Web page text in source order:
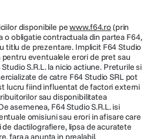
disponibile pewww.f64.ro(prin
o obligatie contractuala din partea F64,
titlu de prezentare. Implicit F64 Studio
pentru eventualele erori de pret sau
S.R.L. la nicio actiune. Preturile si
de catre F64 Studio SRL pot
lucru fiind influentat de factori externi
sau disponibilitatea
asemenea, F64 Studio S.R.L. isi
omisiuni sau erori in afisare care
dactilografiere, lipsa de acuratete
fara a anunta in prealabil.